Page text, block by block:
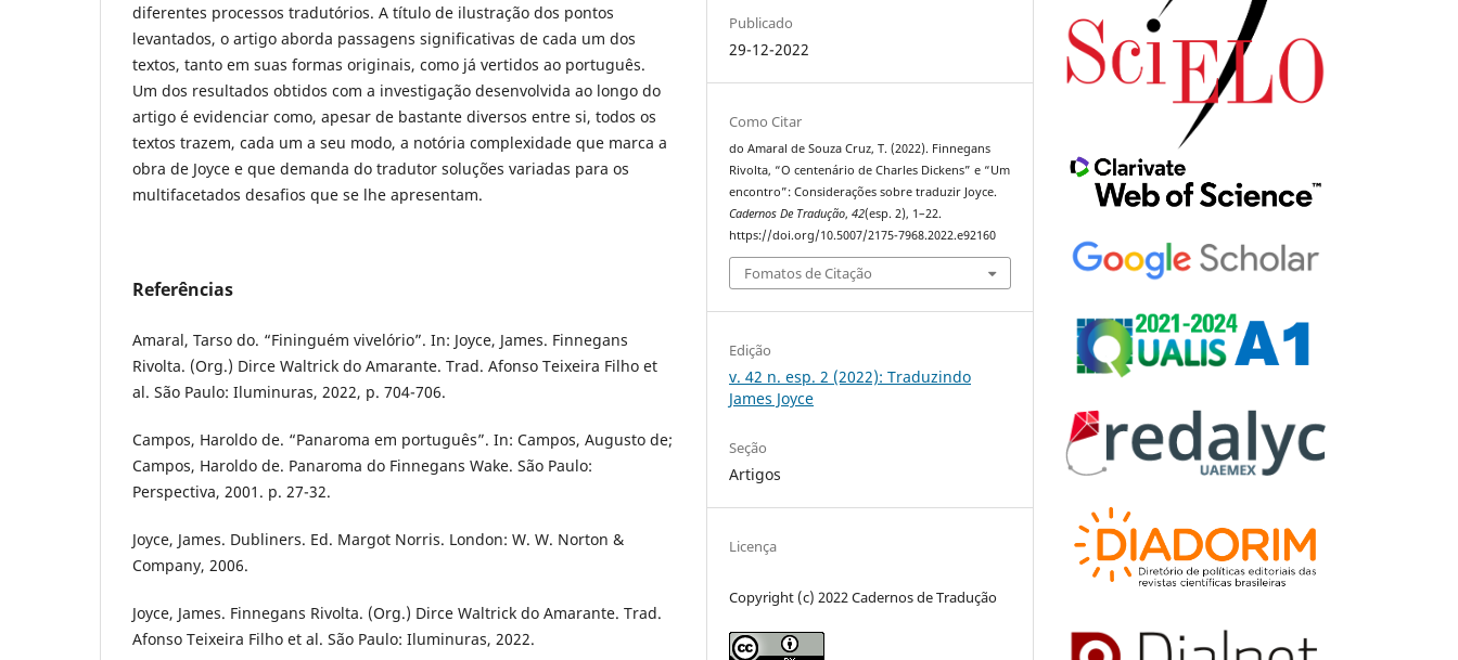
diferentes processos tradutórios. A título de ilustração dos pontos
levantados, o artigo aborda passagens significativas de cada um dos
textos, tanto em suas formas originais, como já vertidos ao português.
Um dos resultados obtidos com a investigação desenvolvida ao longo do
artigo é evidenciar como, apesar de bastante diversos entre si, todos os
textos trazem, cada um a seu modo, a notória complexidade que marca a
obra de Joyce e que demanda do tradutor soluções variadas para os
multifacetados desafios que se lhe apresentam.
Referências
Amaral, Tarso do. “Fininguém vivelório”. In: Joyce, James. Finnegans
Rivolta. (Org.) Dirce Waltrick do Amarante. Trad. Afonso Teixeira Filho et
al. São Paulo: Iluminuras, 2022, p. 704-706.
Campos, Haroldo de. “Panaroma em português”. In: Campos, Augusto de;
Campos, Haroldo de. Panaroma do Finnegans Wake. São Paulo:
Perspectiva, 2001. p. 27-32.
Joyce, James. Dubliners. Ed. Margot Norris. London: W. W. Norton &
Company, 2006.
Joyce, James. Finnegans Rivolta. (Org.) Dirce Waltrick do Amarante. Trad.
Afonso Teixeira Filho et al. São Paulo: Iluminuras, 2022.
Publicado
29-12-2022
Como Citar
do Amaral de Souza Cruz, T. (2022). Finnegans
Rivolta, “O centenário de Charles Dickens” e “Um
encontro”: Considerações sobre traduzir Joyce.
Cadernos De Tradução,42(esp. 2), 1–22.
https://doi.org/10.5007/2175-7968.2022.e92160
Fomatos de Citação
Edição
v. 42 n. esp. 2 (2022): Traduzindo
James Joyce
Seção
Artigos
Licença
Copyright (c) 2022 Cadernos de Tradução